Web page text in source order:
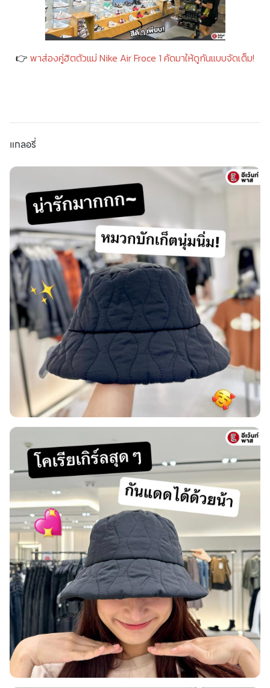
👉 พาส่องคู่ฮิตตัวแม่ Nike Air Froce 1 คัดมาให้ดูกันแบบจัดเต็ม!
แกลอรี่